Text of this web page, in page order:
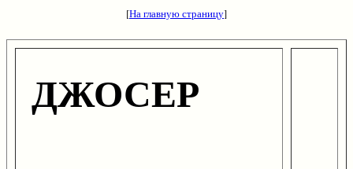
[На главную страницу]
ДЖОСЕР